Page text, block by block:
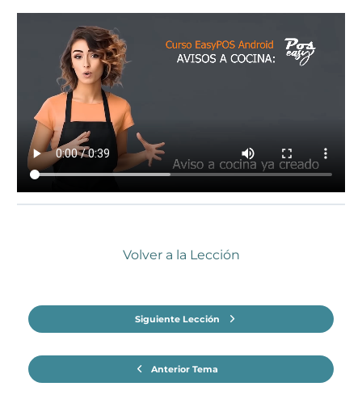
Anterior Tema
Volver a la Lección
Siguiente Lección